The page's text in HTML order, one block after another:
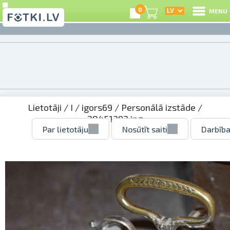
0 MENU
Lietotāji / I / igors69 / Personālā izstāde /
28451392.jpg
Par lietotāju Nosūtīt saiti